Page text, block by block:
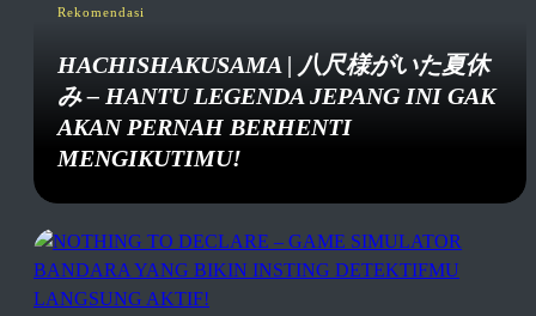
Rekomendasi
HACHISHAKUSAMA | 八尺様がいた夏休
み – HANTU LEGENDA JEPANG INI GAK
AKAN PERNAH BERHENTI
MENGIKUTIMU!